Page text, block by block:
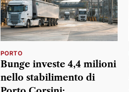
PORTO
Bunge investe 4,4 milioni
nello stabilimento di